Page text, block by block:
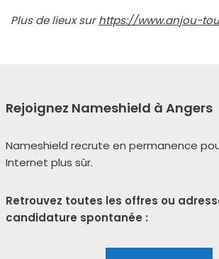
Plus de lieux surhttps://www.anjou-
Rejoignez Nameshield à Angers
Nameshield recrute en per­ma­nence
Internet plus sûr.
Retrouvez toutes les offres ou
can­di­da­ture spon­ta­née :